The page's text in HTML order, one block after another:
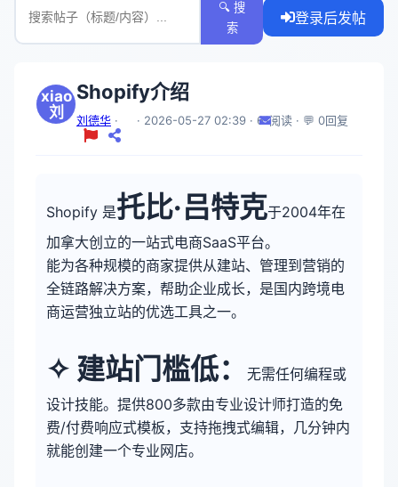
🔍 搜
索
登录后发帖
xiao
刘
Shopify介绍
刘德华 · · 2026-05-27 02:39 · 61阅读 · 💬 0回复
Shopify 是托比·吕特克于2004年在
加拿大创立的一站式电商SaaS平台。
能为各种规模的商家提供从建站、管理到营销的
全链路解决方案，帮助企业成长，是国内跨境电
商运营独立站的优选工具之一。
✧ 建站门槛低：
无需任何编程或
设计技能。提供800多款由专业设计师打造的免
费/付费响应式模板，支持拖拽式编辑，几分钟内
就能创建一个专业网店。